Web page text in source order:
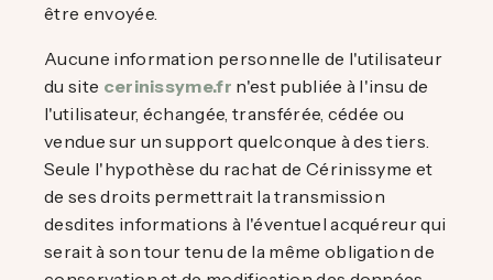
être envoyée.
Aucune information personnelle de l'utilisateur
du site cerinissyme.fr n'est publiée à l'insu de
l'utilisateur, échangée, transférée, cédée ou
vendue sur un support quelconque à des tiers.
Seule l'hypothèse du rachat de Cérinissyme et
de ses droits permettrait la transmission
desdites informations à l'éventuel acquéreur qui
serait à son tour tenu de la même obligation de